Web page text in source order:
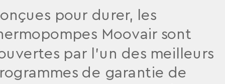
pour durer, les
Moovair sont
par l’un des meilleurs
de garantie de